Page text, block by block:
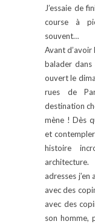
J’essaie de
course à
souvent…
Avant d’avoir
balader
ouvert le
rues de
destination
mène ! Dès
et
histoire
adresses j’en
avec des
avec des
son homme,